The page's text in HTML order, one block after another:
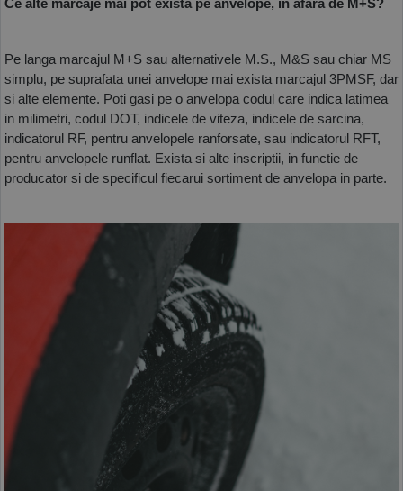
Ce alte marcaje mai pot exista pe anvelope, in afara de M+S?
Pe langa marcajul M+S sau alternativele M.S., M&S sau chiar MS
simplu, pe suprafata unei anvelope mai exista marcajul 3PMSF, dar
si alte elemente. Poti gasi pe o anvelopa codul care indica latimea
in milimetri, codul DOT, indicele de viteza, indicele de sarcina,
indicatorul RF, pentru anvelopele ranforsate, sau indicatorul RFT,
pentru anvelopele runflat. Exista si alte inscriptii, in functie de
producator si de specificul fiecarui sortiment de anvelopa in parte.